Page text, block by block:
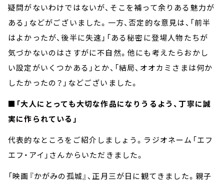
疑問がないわけではないが、そこを補って余りある魅力が
ある」などがございました。一方、否定的な意見は、「前半
はよかったが、後半に失速」「ある秘密に登場人物たちが
気づかないのはさすがに不自然。他にも考えたらおかし
い設定がいくつかある」とか、「結局、オオカミさまは何か
したかったの？」などございました。
■「大人にとっても大切な作品になりうるよう、丁寧に誠
実に作られている」
代表的なところをご紹介しましょう。ラジオネーム「エフ
エフ・アイ」さんからいただきました。
「映画『かがみの孤城』、正月三が日に観てきました。親子